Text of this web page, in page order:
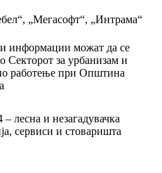
„Мегасофт“, „Интрама“
информации можат да се
Секторот за урбанизам и
работење при Општина
лесна и незагадувачка
сервиси и стоваришта